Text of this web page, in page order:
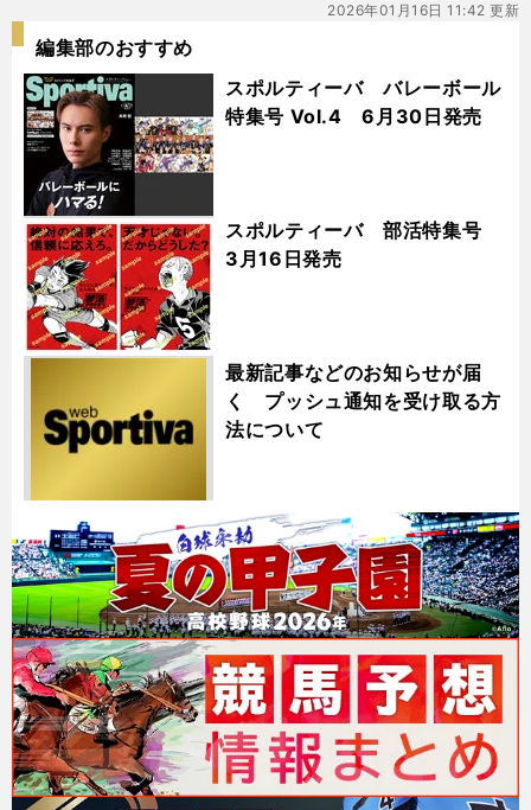
2026年01月16日 11:42 更新
編集部のおすすめ
スポルティーバ バレーボール
特集号 Vol.4 6月30日発売
スポルティーバ 部活特集号
3月16日発売
最新記事などのお知らせが届
く プッシュ通知を受け取る方
法について